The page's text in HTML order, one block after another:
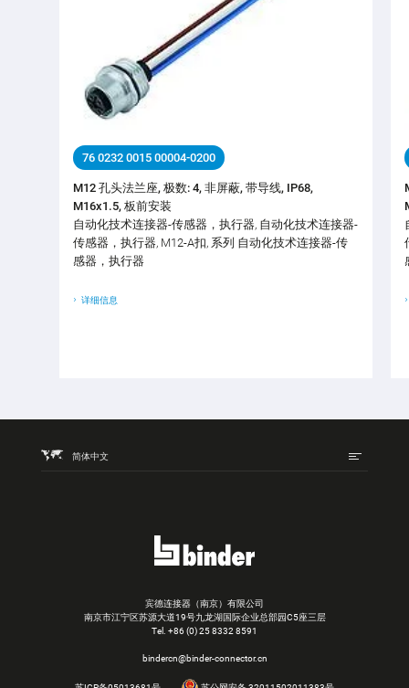
76 0232 0015 00004-0200
M12 孔头法兰座, 极数: 4, 非屏蔽, 带导线, IP68,
M16x1.5, 板前安装
自动化技术连接器-传感器，执行器, 自动化技术连接器-
传感器，执行器, M12-A扣, 系列 自动化技术连接器-传
感器，执行器
详细信息
简体中文
宾德连接器（南京）有限公司
南京市江宁区苏源大道19号九龙湖国际企业总部园C5座三层
Tel. +86 (0) 25 8332 8591
bindercn@binder-connector.cn